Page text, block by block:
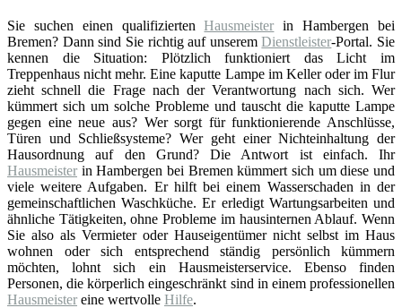
Sie suchen einen qualifiziertenHausmeister in Hambergen bei
Bremen? Dann sind Sie richtig auf unseremDienstleister-Portal. Sie
kennen die Situation: Plötzlich funktioniert das Licht im
Treppenhaus nicht mehr. Eine kaputte Lampe im Keller oder im Flur
zieht schnell die Frage nach der Verantwortung nach sich. Wer
kümmert sich um solche Probleme und tauscht die kaputte Lampe
gegen eine neue aus? Wer sorgt für funktionierende Anschlüsse,
Türen und Schließsysteme? Wer geht einer Nichteinhaltung der
Hausordnung auf den Grund? Die Antwort ist einfach. Ihr
Hausmeister in Hambergen bei Bremen kümmert sich um diese und
viele weitere Aufgaben. Er hilft bei einem Wasserschaden in der
gemeinschaftlichen Waschküche. Er erledigt Wartungsarbeiten und
ähnliche Tätigkeiten, ohne Probleme im hausinternen Ablauf. Wenn
Sie also als Vermieter oder Hauseigentümer nicht selbst im Haus
wohnen oder sich entsprechend ständig persönlich kümmern
möchten, lohnt sich ein Hausmeisterservice. Ebenso finden
Personen, die körperlich eingeschränkt sind in einem professionellen
Hausmeister eine wertvolle Hilfe.